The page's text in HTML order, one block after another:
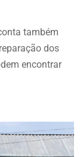
também
dos
encontrar